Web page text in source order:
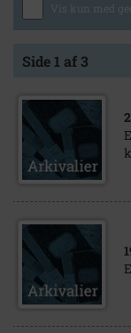
Vis kun med
Side 1 af 3